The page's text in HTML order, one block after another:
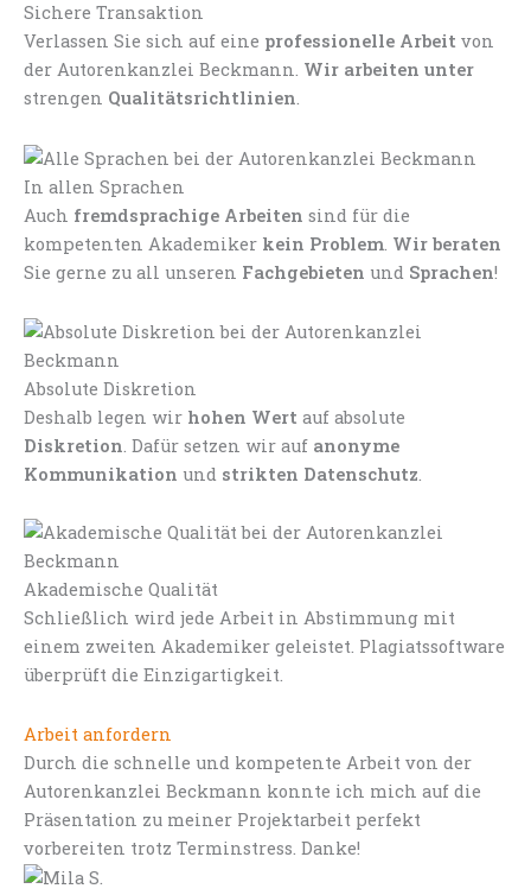
Sichere Transaktion
Verlassen Sie sich auf eine professionelle Arbeit von
der Autorenkanzlei Beckmann. Wir arbeiten unter
strengen Qualitätsrichtlinien.
In allen Sprachen
Auch fremdsprachige Arbeiten sind für die
kompetenten Akademiker kein Problem. Wir beraten
Sie gerne zu all unseren Fachgebieten und Sprachen!
Absolute Diskretion
Deshalb legen wir hohen Wert auf absolute
Diskretion . Dafür setzen wir auf anonyme
Kommunikation und strikten Datenschutz
Akademische Qualität
Schließlich wird jede Arbeit in Abstimmung mit
einem zweiten Akademiker geleistet. Plagiatssoftware
überprüft die Einzigartigkeit.
Arbeit anfordern
Durch die schnelle und kompetente Arbeit von der
Autorenkanzlei Beckmann konnte ich mich auf die
Präsentation zu meiner Projektarbeit perfekt
vorbereiten trotz Terminstress. Danke!